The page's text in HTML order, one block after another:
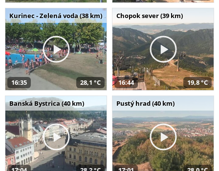
Kurinec - Zelená voda (38 km)
16:35 28,1 °C
Chopok sever (39 km)
16:44 19,8 °C
Banská Bystrica (40 km) Pustý hrad (40 km)